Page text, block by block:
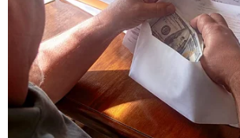
Từ mở rộng số lượng đến nâng cao
chất lượng doanh nghiệp tư nhân ở
Tây Ninh
06/08/2026 04:23